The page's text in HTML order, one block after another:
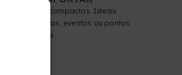
Leves e compactos. Ideais
para feiras, eventos ou pontos
de venda.